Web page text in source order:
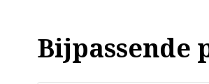
Bijpassende